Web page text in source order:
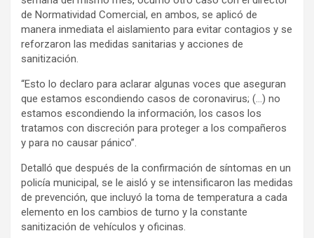
de Normatividad Comercial, en ambos, se aplicó de
manera inmediata el aislamiento para evitar contagios y se
reforzaron las medidas sanitarias y acciones de
sanitización.
“Esto lo declaro para aclarar algunas voces que aseguran
que estamos escondiendo casos de coronavirus; (…) no
estamos escondiendo la información, los casos los
tratamos con discreción para proteger a los compañeros
y para no causar pánico”.
Detalló que después de la confirmación de síntomas en un
policía municipal, se le aisló y se intensificaron las medidas
de prevención, que incluyó la toma de temperatura a cada
elemento en los cambios de turno y la constante
sanitización de vehículos y oficinas.